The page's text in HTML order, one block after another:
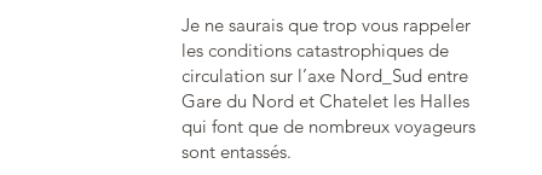
Je ne saurais que trop vous rappeler
les conditions catastrophiques de
circulation sur l’axe Nord_Sud entre
Gare du Nord et Chatelet les Halles
qui font que de nombreux voyageurs
sont entassés.